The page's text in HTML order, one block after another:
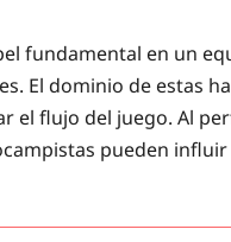
fundamental en un
El dominio de estas
el flujo del juego. Al
pueden